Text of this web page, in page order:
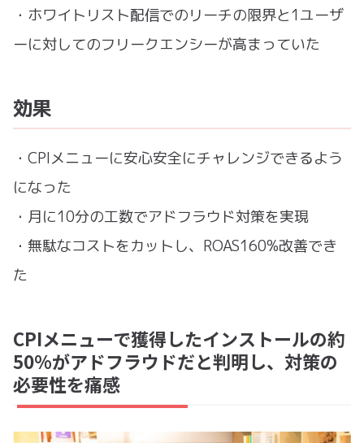
・ホワイトリスト配信でのリーチの限界と1ユーザ
ーに対してのフリークエンシーが高まっていた
効果
・CPIメニューに安心安全にチャレンジできるよう
になった
・月に10分の工数でアドフラウド対策を実現
・無駄なコストをカットし、ROAS160%改善でき
た
CPIメニューで獲得したインストールの約
50%がアドフラウドだと判明し、対策の
必要性を痛感